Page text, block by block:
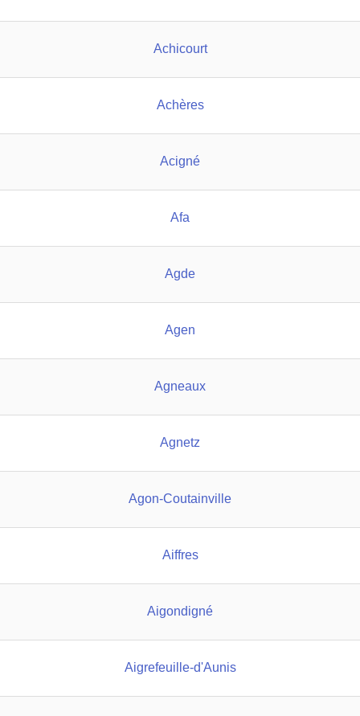
Achicourt
Achères
Acigné
Afa
Agde
Agen
Agneaux
Agnetz
Agon-Coutainville
Aiffres
Aigondigné
Aigrefeuille-d'Aunis